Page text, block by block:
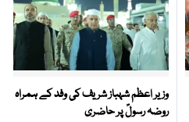
وزیر اعظم شہباز شریف کی وفد کے ہمراہ
روضہ رسولؐ پر حاضری